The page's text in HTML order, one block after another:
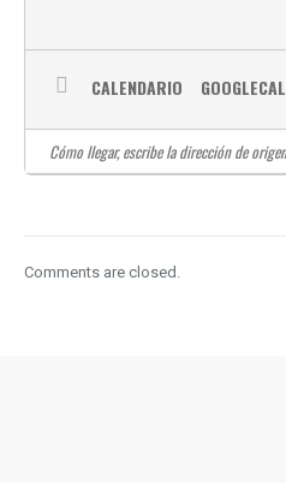
CALENDARIO GOOGLECAL
Comments are closed.